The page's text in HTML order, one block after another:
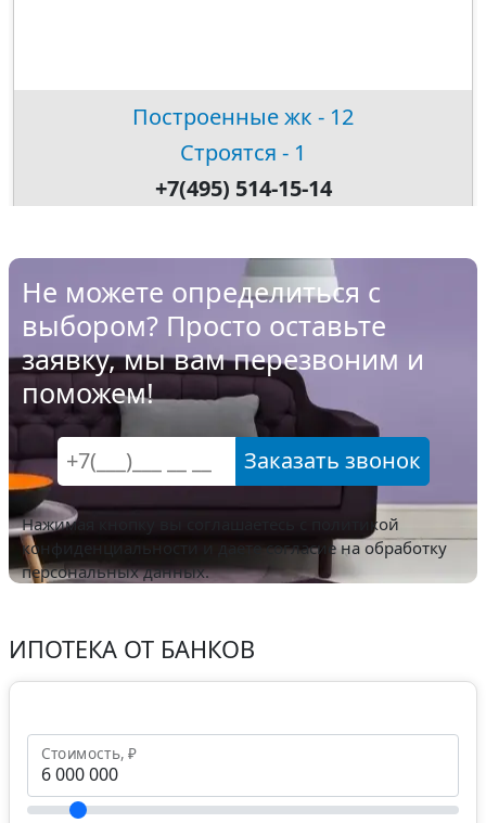
Построенные жк - 12
Строятся - 1
+7(495) 514-15-14
Не можете определиться с
выбором? Просто оставьте
заявку, мы вам перезвоним и
поможем!
Заказать звонок
Нажимая кнопку вы соглашаетесь с
политикой
конфиденциальности и даете согласие на обработку
персональных данных.
ИПОТЕКА ОТ БАНКОВ
Стоимость, ₽